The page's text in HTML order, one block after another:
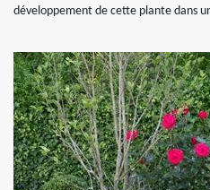
développement de cette plante dans